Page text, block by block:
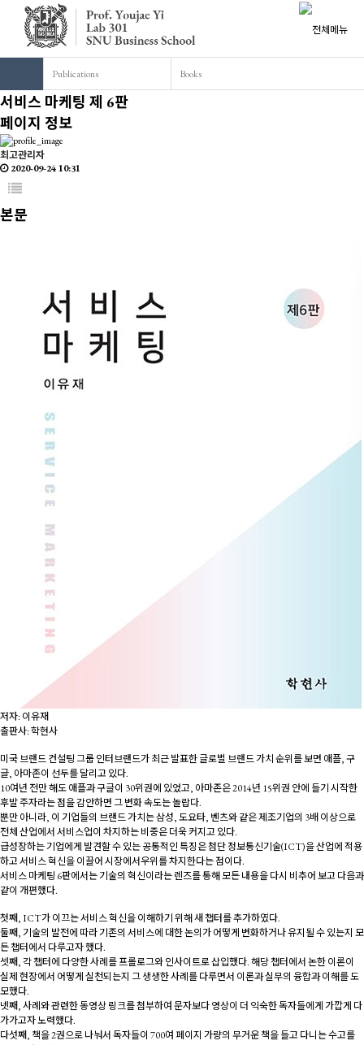
Publications Books
서비스 마케팅 제 6판
페이지 정보
최고관리자
2020-09-24 10:31
본문
저자: 이유재
출판사: 학현사
미국 브랜드 컨설팅 그룹 인터브랜드가 최근 발표한 글로벌 브랜드 가치 순위를 보면 애플, 구
글, 아마존이 선두를 달리고 있다.
10여년 전만 해도 애플과 구글이 30위권에 있었고, 아마존은 2014년 15위권 안에 들기 시작한
후발 주자라는 점을 감안하면 그 변화 속도는 놀랍다.
뿐만 아니라, 이 기업들의 브랜드 가치는 삼성, 도요타, 벤츠와 같은 제조기업의 3배 이상으로
전체 산업에서 서비스업이 차지하는 비중은 더욱 커지고 있다.
급성장하는 기업에게 발견할 수 있는 공통적인 특징은 첨단 정보통신기술(ICT)을 산업에 적용
하고 서비스 혁신을 이끌어 시장에서우위를 차지한다는 점이다.
서비스 마케팅 6판에서는 기술의 혁신이라는 렌즈를 통해 모든 내용을 다시 비추어 보고 다음과
같이 개편했다.
첫째, ICT가 이끄는 서비스 혁신을 이해하기 위해 새 챕터를 추가하였다.
둘째, 기술의 발전에 따라 기존의 서비스에 대한 논의가 어떻게 변화하거나 유지될 수 있는지 모
든 챕터에서 다루고자 했다.
셋째, 각 챕터에 다양한 사례를 프롤로그와 인사이트로 삽입했다. 해당 챕터에서 논한 이론이
실제 현장에서 어떻게 실천되는지 그 생생한 사례를 다루면서 이론과 실무의 융합과 이해를 도
모했다.
넷째, 사례와 관련한 동영상 링크를 첨부하여 문자보다 영상이 더 익숙한 독자들에게 가깝게 다
가가고자 노력했다.
다섯째, 책을 2권으로 나눠서 독자들이 700여 페이지 가량의 무거운 책을 들고 다니는 수고를